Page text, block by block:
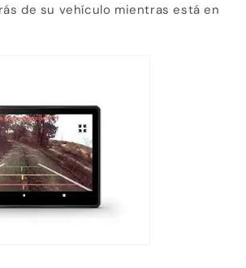
de su vehículo mientras está en